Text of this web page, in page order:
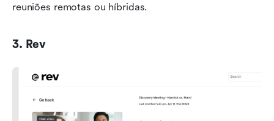
reuniões remotas ou híbridas.
3. Rev